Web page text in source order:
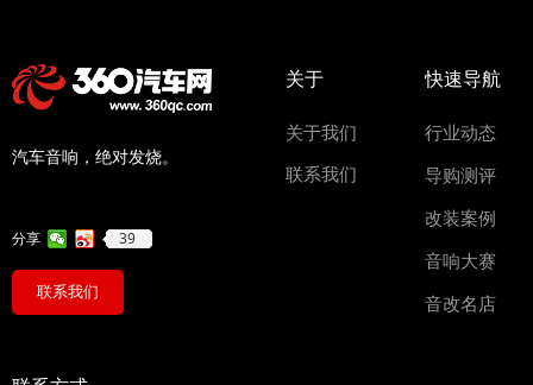
联系我们
汽车音响，绝对发烧。
分享 39
关于
关于我们
联系我们
快速导航
行业动态
导购测评
改装案例
音响大赛
音改名店